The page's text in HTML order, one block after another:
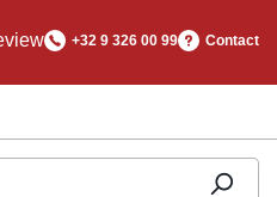
+32 9 326 00 99 Contact